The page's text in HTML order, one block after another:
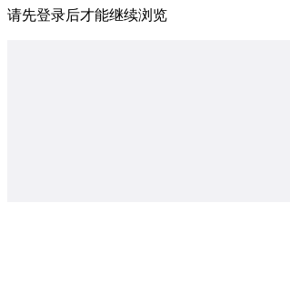
请先登录后才能继续浏览